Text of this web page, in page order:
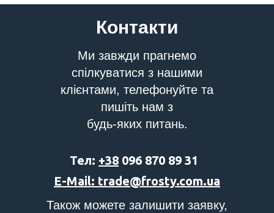
Контакти
Ми завжди прагнемо
спілкуватися з нашими
клієнтами, телефонуйте та
пишіть нам з
будь-яких питань.
Також можете залишити заявку,
E-Mail: trade@frosty.com.ua
Тел: +38 096 870 89 31